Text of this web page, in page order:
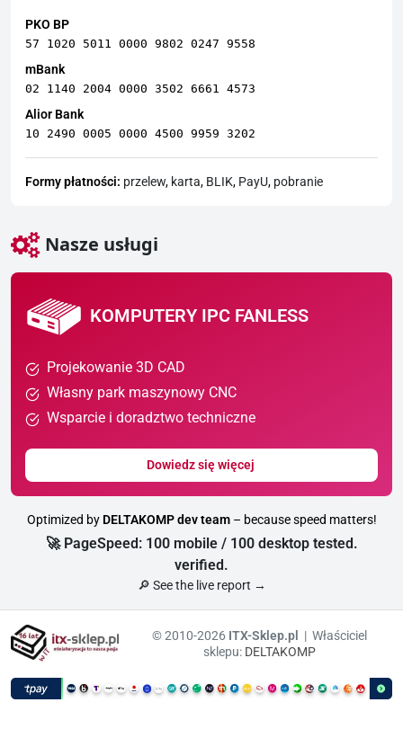
PKO BP
57 1020 5011 0000 9802 0247 9558
mBank
02 1140 2004 0000 3502 6661 4573
Alior Bank
10 2490 0005 0000 4500 9959 3202
Formy płatności: przelew, karta, BLIK, PayU, pobranie
Nasze usługi
KOMPUTERY IPC FANLESS
Projekowanie 3D CAD
Własny park maszynowy CNC
Wsparcie i doradztwo techniczne
Dowiedz się więcej
Optimized by DELTAKOMP dev team– because speed matters!
🚀 PageSpeed: 100 mobile / 100 desktop tested.
verified.
🔎 See the live report →
© 2010-2026 ITX-Sklep.pl
| Właściciel
sklepu: DELTAKOMP